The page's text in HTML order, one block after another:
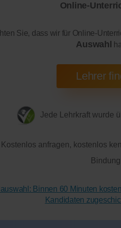
Online-
Sie, dass wir für Online-
Auswahl
Jede Lehrkraft wurde
Kostenlos anfragen, kostenlos
Binnen 60 Minuten
Kandidaten